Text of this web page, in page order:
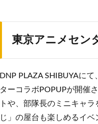
東京アニメセン
DNP PLAZA SHIBUYAに
ターコラボPOPUPが開催
トや、部隊長のミニキャ
じ」の屋台も楽しめるイ